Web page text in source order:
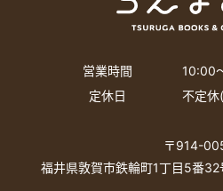
営業時間
10:00
定休日
不定休
〒914-
福井県敦賀市鉄輪町1丁目5番32